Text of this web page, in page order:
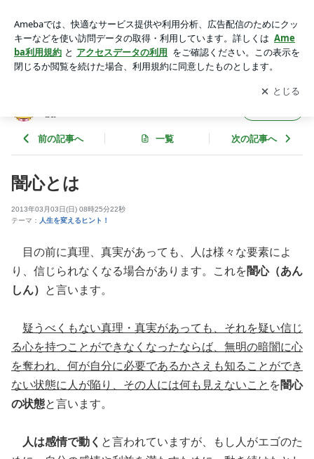
アプリをダウンロードして ブログの更新通知
を受け取りまし
ょう。
開く
ba
前の記事へ 一覧 次の記事へ
闇心とは
2013年03月03日(日) 08時25分22秒
テーマ： 人生を変えるヒント！
目の前に真理、真実があっても、人は様々な要素によ
り、信じられなくなる場合があります。これを闇心（あん
しん）
と言います。
疑うべくもない真理・真実があっても、それを疑い信じ
る心を持つことができなくなったならば、無明の暗闇に心
を奪われ、何が自分に必要であるかさえも知ることができ
ない状態に人が陥り、その人には何も見えないこと を闇心
の状態と言います。
人は感情で動く と言われていますが、もし人がエゴのた